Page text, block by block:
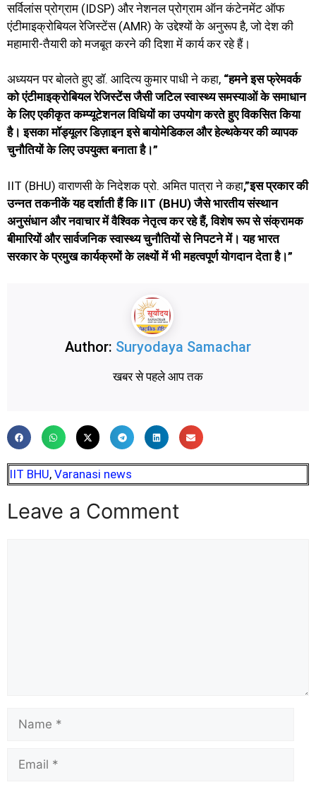
सर्विलांस प्रोग्राम (IDSP) और नेशनल प्रोग्राम ऑन कंटेनमेंट ऑफ
एंटीमाइक्रोबियल रेजिस्टेंस (AMR) के उद्देश्यों के अनुरूप है, जो देश की
महामारी-तैयारी को मजबूत करने की दिशा में कार्य कर रहे हैं।
अध्ययन पर बोलते हुए डॉ. आदित्य कुमार पाधी ने कहा, “हमने इस फ्रेमवर्क
को एंटीमाइक्रोबियल रेजिस्टेंस जैसी जटिल स्वास्थ्य समस्याओं के समाधान
के लिए एकीकृत कम्प्यूटेशनल विधियों का उपयोग करते हुए विकसित किया
है। इसका मॉड्यूलर डिज़ाइन इसे बायोमेडिकल और हेल्थकेयर की व्यापक
चुनौतियों के लिए उपयुक्त बनाता है।”
IIT (BHU) वाराणसी के निदेशक प्रो. अमित पात्रा ने कहा,”इस प्रकार की
उन्नत तकनीकें यह दर्शाती हैं कि IIT (BHU) जैसे भारतीय संस्थान
अनुसंधान और नवाचार में वैश्विक नेतृत्व कर रहे हैं, विशेष रूप से संक्रामक
बीमारियों और सार्वजनिक स्वास्थ्य चुनौतियों से निपटने में। यह भारत
सरकार के प्रमुख कार्यक्रमों के लक्ष्यों में भी महत्वपूर्ण योगदान देता है।”
Author: Suryodaya Samachar
खबर से पहले आप तक
IIT BHU, Varanasi news
Leave a Comment